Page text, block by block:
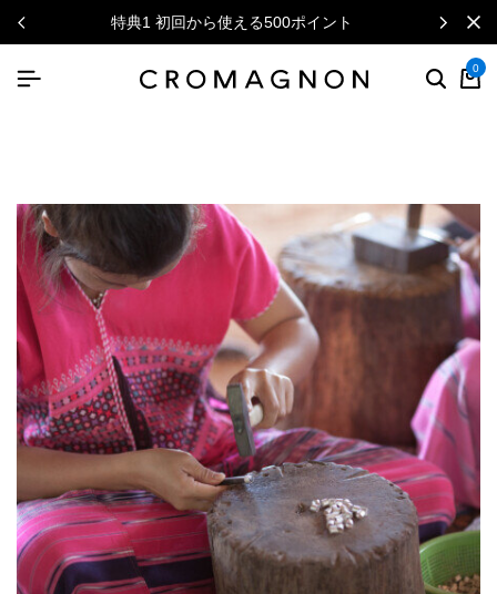
典1 初回から使える500ポイント ニュー
0